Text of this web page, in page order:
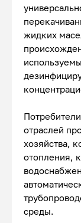
жидких
отраслей
хозяйства,
отопления,
среды.